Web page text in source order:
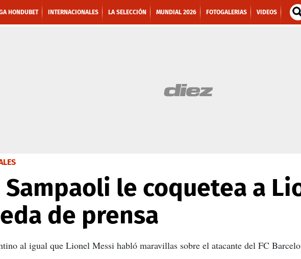
HONDUBET INTERNACIONALES LA SELECCIÓN MUNDIAL 2026 FOTOGALERIAS VIDEOS
Sampaoli le coquetea a
de prensa
al igual que Lionel Messi habló maravillas sobre el atacante del FC